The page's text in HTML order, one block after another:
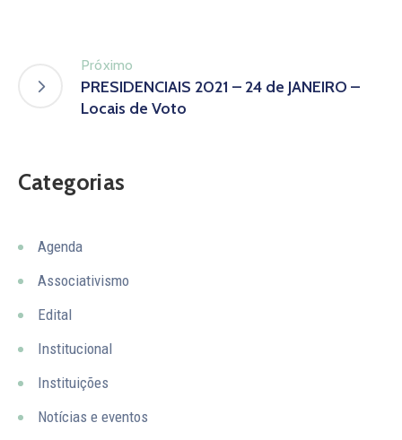
Próximo
PRESIDENCIAIS 2021 – 24 de JANEIRO –
Locais de Voto
Categorias
Agenda
Associativismo
Edital
Institucional
Instituições
Notícias e eventos